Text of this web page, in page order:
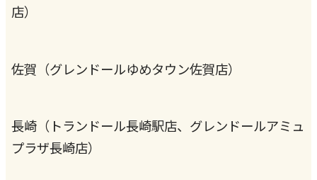
店）
佐賀（グレンドールゆめタウン佐賀店）
長崎（トランドール長崎駅店、グレンドールアミュ
プラザ長崎店）